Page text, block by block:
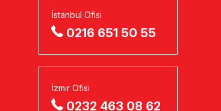
İstanbul Ofisi
0216 651 50 55
İzmir Ofisi
0232 463 08 62